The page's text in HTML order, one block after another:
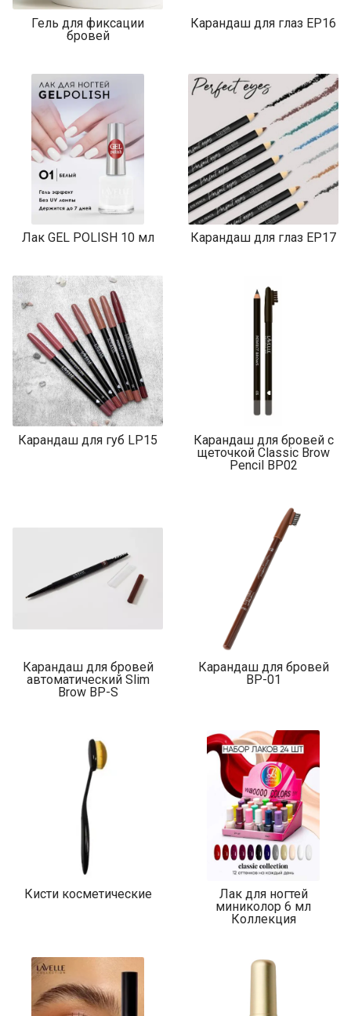
Гель для фиксации
бровей
Карандаш для глаз EP16
Лак GEL POLISH 10 мл Карандаш для глаз EP17
Карандаш для губ LP15
Карандаш для бровей с
щеточкой Classic Brow
Pencil BP02
Карандаш для бровей
автоматический Slim
Brow BP-S
Карандаш для бровей
BP-01
Кисти косметические
Лак для ногтей
миниколор 6 мл
Коллекция